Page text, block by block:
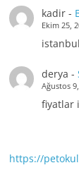
kadir-
Ekim 25,
derya -
Ağustos
fiyatlar
https://